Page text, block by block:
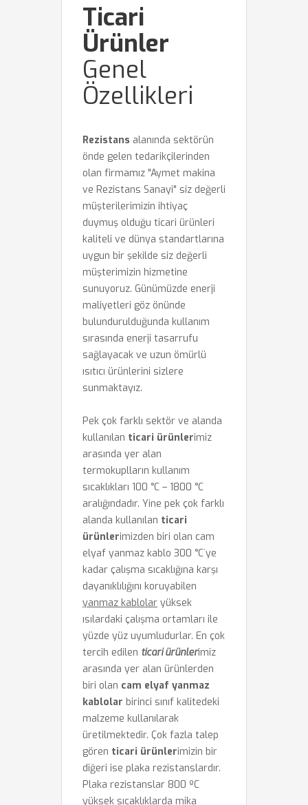
Ticari
Ürünler
Genel
Özellikleri
Rezistans alanında sektörün
önde gelen tedarikçilerinden
olan firmamız "Aymet makina
ve Rezistans Sanayi" siz değerli
müşterilerimizin ihtiyaç
duymuş olduğu ticari ürünleri
kaliteli ve dünya standartlarına
uygun bir şekilde siz değerli
müşterimizin hizmetine
sunuyoruz. Günümüzde enerji
maliyetleri göz önünde
bulundurulduğunda kullanım
sırasında enerji tasarrufu
sağlayacak ve uzun ömürlü
ısıtıcı ürünlerini sizlere
sunmaktayız.
Pek çok farklı sektör ve alanda
kullanılan ticari ürünlerimiz
arasında yer alan
termokuplların kullanım
sıcaklıkları 100 °C – 1800 °C
aralığındadır. Yine pek çok farklı
alanda kullanılan ticari
ürünlerimizden biri olan cam
elyaf yanmaz kablo 300 °C´ye
kadar çalışma sıcaklığına karşı
dayanıklılığını koruyabilen
yanmaz kablolar yüksek
ısılardaki çalışma ortamları ile
yüzde yüz uyumludurlar. En çok
tercih edilen ticari ürünlerimiz
arasında yer alan ürünlerden
biri olan cam elyaf yanmaz
kablolar birinci sınıf kalitedeki
malzeme kullanılarak
üretilmektedir. Çok fazla talep
gören ticari ürünlerimizin bir
diğeri ise plaka rezistanslardır.
Plaka rezistanslar 800 ºC
yüksek sıcaklıklarda mika